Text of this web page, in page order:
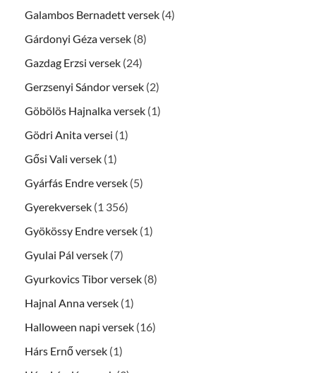
Galambos Bernadett versek (4)
Gárdonyi Géza versek (8)
Gazdag Erzsi versek (24)
Gerzsenyi Sándor versek (2)
Göbölös Hajnalka versek (1)
Gödri Anita versei (1)
Gősi Vali versek (1)
Gyárfás Endre versek (5)
Gyerekversek (1 356)
Gyökössy Endre versek (1)
Gyulai Pál versek (7)
Gyurkovics Tibor versek (8)
Hajnal Anna versek (1)
Halloween napi versek (16)
Hárs Ernő versek (1)